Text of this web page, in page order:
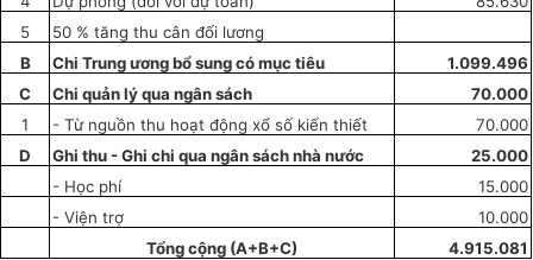
5
50 % tăng thu cân đối lương
B
Chi Trung ương bổ sung có mục tiêu
1.099.496
C
Chi quản lý qua ngân sách
70.000
1
- Từ nguồn thu hoạt động xổ số kiến thiết
70.000
D
Ghi thu - Ghi chi qua ngân sách nhà nước
25.000
- Học phí
15.000
- Viện trợ
10.000
Tổng cộng (A+B+C) 4.915.081